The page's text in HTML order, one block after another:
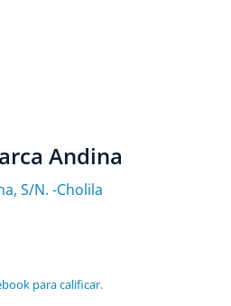
Andina
S/N. -Cholila
para calificar.